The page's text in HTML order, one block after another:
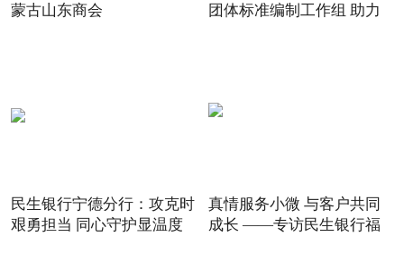
蒙古山东商会
团体标准编制工作组 助力
民生银行宁德分行：攻克时
艰勇担当 同心守护显温度
真情服务小微 与客户共同
成长 ——专访民生银行福